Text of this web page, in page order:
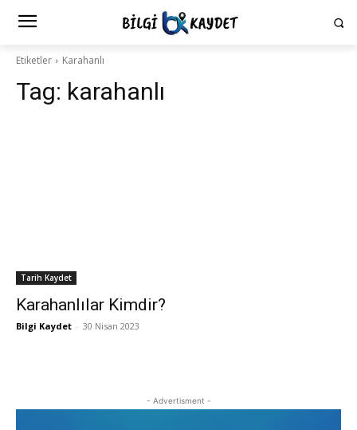
Etiketler Karahanlı
Tag: karahanlı
Tarih Kaydet
Karahanlılar Kimdir?
Bilgi Kaydet - 30 Nisan 2023
- Advertisment -